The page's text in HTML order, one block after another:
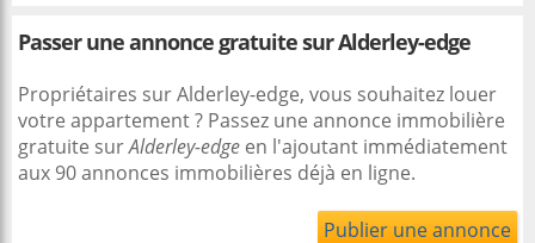
Passer une annonce gratuite sur Alderley-edge
Propriétaires sur Alderley-edge, vous souhaitez louer
votre appartement ? Passez une annonce immobilière
gratuite surAlderley-edge en l'ajoutant immédiatement
aux 90 annonces immobilières déjà en ligne.
Publier une annonce